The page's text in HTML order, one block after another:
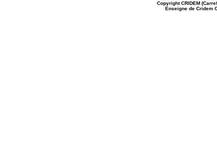
CopyrightCRIDEM
Enseigne de Cridem